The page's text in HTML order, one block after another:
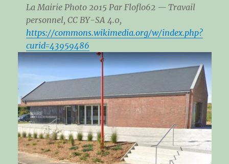
La Mairie Photo 2015 Par Floflo62 — Travail
personnel, CC BY-SA 4.0,
https://commons.wikimedia.org/w/index.php?
curid=43959486